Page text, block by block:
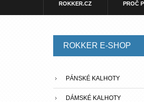
ROKKER.CZ PROČ
ROKKER E-SHOP
PÁNSKÉ KALHOTY
DÁMSKÉ KALHOTY